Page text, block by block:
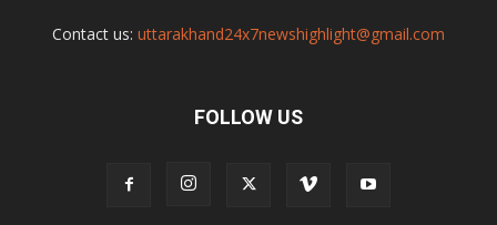
Contact us: uttarakhand24x7newshighlight@gmail.com
FOLLOW US